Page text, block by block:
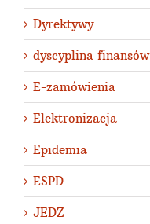
Dyrektywy
dyscyplina finansów
E-zamówienia
Elektronizacja
Epidemia
ESPD
JEDZ